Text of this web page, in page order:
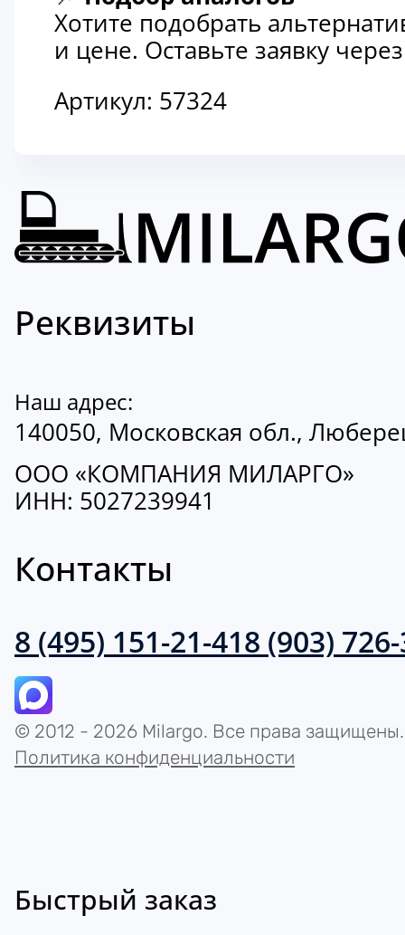
Хотите подобрать
и цене. Оставьте заявку
Артикул: 57324
Реквизиты
Наш адрес:
140050, Московская обл.,
ООО «КОМПАНИЯ МИЛАРГО»
ИНН: 5027239941
Контакты
8 (495) 151-21-418 (903)
© 2012 - 2026 Milargo. Все права защищены.
Политика конфиденциальности
Быстрый заказ